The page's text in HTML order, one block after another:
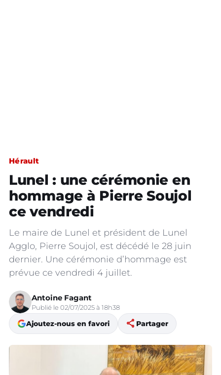
Hérault
Lunel : une cérémonie en
hommage à Pierre Soujol
ce vendredi
Le maire de Lunel et président de Lunel
Agglo, Pierre Soujol, est décédé le 28 juin
dernier. Une cérémonie d’hommage est
prévue ce vendredi 4 juillet.
Antoine Fagant
Publié le 02/07/2025 à 18h38
Ajoutez-nous en favori share Partager